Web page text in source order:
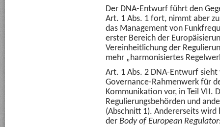
Der DNA-Entwurf führt den
Art. 1 Abs. 1 fort, nimmt aber
das Management von
erster Bereich der
Vereinheitlichung der
mehr „harmonisiertes
Art. 1 Abs. 2 DNA-Entwurf
Governance-Rahmenwerk für
Kommunikation vor, in Teil VII.
Regulierungsbehörden und
(Abschnitt 1). Andererseits wird
der Body of European